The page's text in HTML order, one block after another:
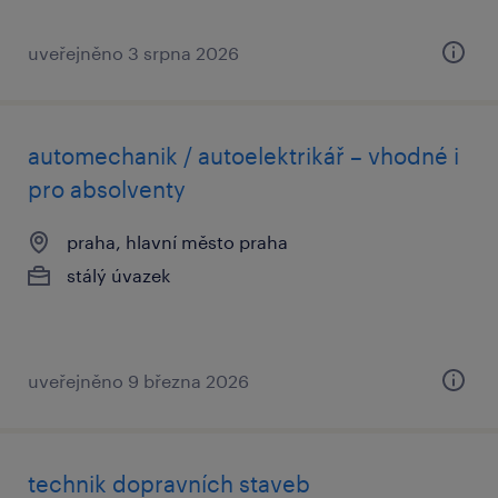
uveřejněno 3 srpna 2026
automechanik / autoelektrikář – vhodné i
pro absolventy
praha, hlavní město praha
stálý úvazek
uveřejněno 9 března 2026
technik dopravních staveb